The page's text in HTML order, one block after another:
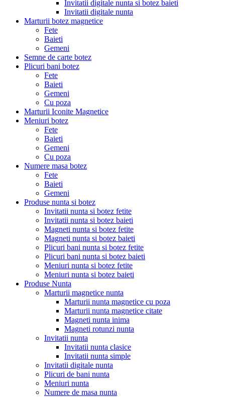
Invitatii digitale nunta si botez baieti
Invitatii digitale nunta
Marturii botez magnetice
Fete
Baieti
Gemeni
Semne de carte botez
Plicuri bani botez
Fete
Baieti
Gemeni
Cu poza
Marturii Iconite Magnetice
Meniuri botez
Fete
Baieti
Gemeni
Cu poza
Numere masa botez
Fete
Baieti
Gemeni
Produse nunta si botez
Invitatii nunta si botez fetite
Invitatii nunta si botez baieti
Magneti nunta si botez fetite
Magneti nunta si botez baieti
Plicuri bani nunta si botez fetite
Plicuri bani nunta si botez baieti
Meniuri nunta si botez fetite
Meniuri nunta si botez baieti
Produse Nunta
Marturii magnetice nunta
Marturii nunta magnetice cu poza
Marturii nunta magnetice citate
Magneti nunta inima
Magneti rotunzi nunta
Invitatii nunta
Invitatii nunta clasice
Invitatii nunta simple
Invitatii digitale nunta
Plicuri de bani nunta
Meniuri nunta
Numere de masa nunta